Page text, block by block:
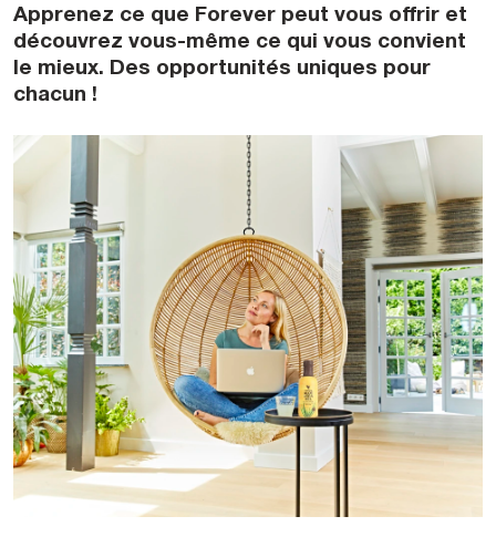
Apprenez ce que Forever peut vous offrir et
découvrez vous-même ce qui vous convient
le mieux. Des opportunités uniques pour
chacun !